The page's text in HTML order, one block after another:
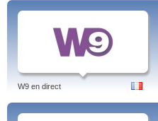
W9 en direct